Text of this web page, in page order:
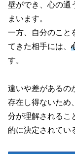
壁ができ、心の通
まいます。
一方、自分のこと
てきた相手には、
す。
違いや差があるの
存在し得ないため
分が理解されるこ
的に決定されてい